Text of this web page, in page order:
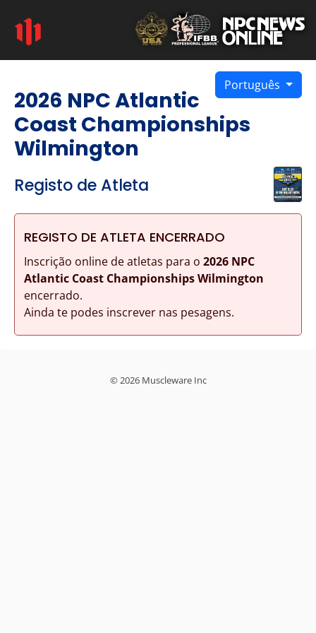
Português
2026 NPC Atlantic
Coast Championships
Wilmington
Registo de Atleta
REGISTO DE ATLETA ENCERRADO
Inscrição online de atletas para o 2026 NPC
Atlantic Coast Championships Wilmington
encerrado.
Ainda te podes inscrever nas pesagens.
© 2026 Muscleware Inc